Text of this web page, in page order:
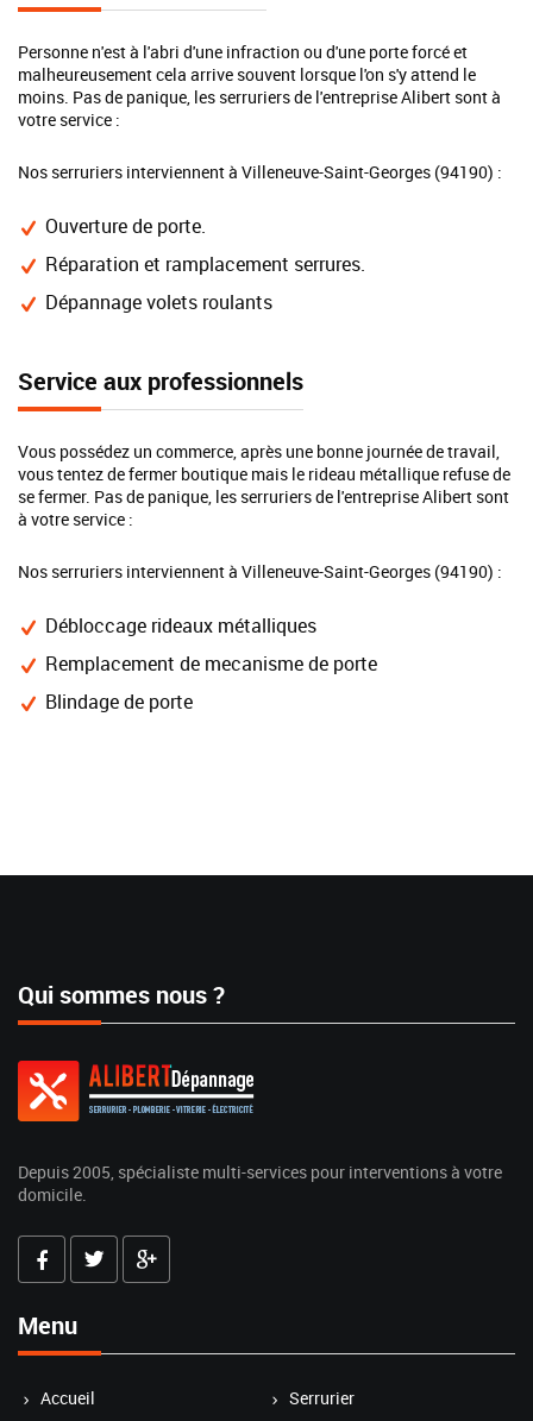
Personne n'est à l'abri d'une infraction ou d'une porte forcé et
malheureusement cela arrive souvent lorsque l'on s'y attend le
moins. Pas de panique, les serruriers de l'entreprise Alibert sont à
votre service :
Nos serruriers interviennent à Villeneuve-Saint-Georges (94190) :
Ouverture de porte.
Réparation et ramplacement serrures.
Dépannage volets roulants
Service aux professionnels
Vous possédez un commerce, après une bonne journée de travail,
vous tentez de fermer boutique mais le rideau métallique refuse de
se fermer. Pas de panique, les serruriers de l'entreprise Alibert sont
à votre service :
Nos serruriers interviennent à Villeneuve-Saint-Georges (94190) :
Débloccage rideaux métalliques
Remplacement de mecanisme de porte
Blindage de porte
Qui sommes nous ?
Depuis 2005, spécialiste multi-services pour interventions à votre
domicile.
Menu
Accueil Serrurier